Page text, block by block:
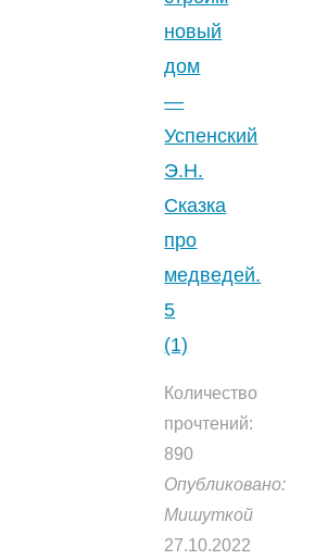
3.7
(3)"
новый
дом
—
Успенский
Э.Н.
Сказка
про
медведей.
5
(1)
Количество
прочтений:
890
Опубликовано:
Мишуткой
27.10.2022